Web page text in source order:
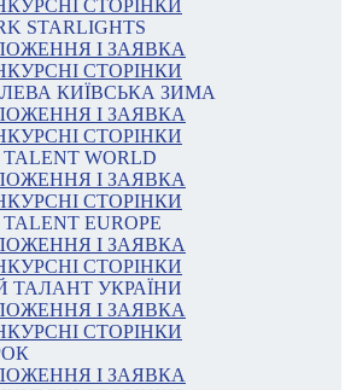
СТОРІНКИ
STARLIGHTS
І ЗАЯВКА
СТОРІНКИ
КИЇВСЬКА ЗИМА
І ЗАЯВКА
СТОРІНКИ
WORLD
І ЗАЯВКА
СТОРІНКИ
EUROPE
І ЗАЯВКА
СТОРІНКИ
ТАЛАНТ УКРАЇНИ
І ЗАЯВКА
СТОРІНКИ
І ЗАЯВКА